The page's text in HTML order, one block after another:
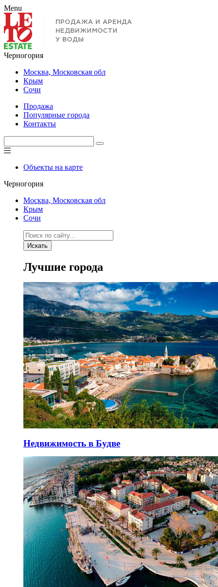
Menu
Черногория
Москва, Московская обл
Крым
Сочи
Продажа
Популярные города
Контакты
Объекты на карте
Черногория
Москва, Московская обл
Крым
Сочи
Искать
Лучшие города
Недвижимость в Будве